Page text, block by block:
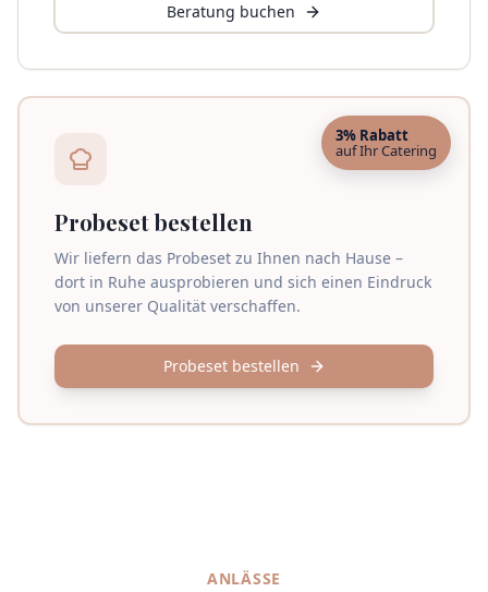
Beratung buchen
3% Rabatt
auf Ihr Catering
Probeset bestellen
Wir liefern das Probeset zu Ihnen nach Hause –
dort in Ruhe ausprobieren und sich einen Eindruck
von unserer Qualität verschaffen.
Probeset bestellen
ANLÄSSE